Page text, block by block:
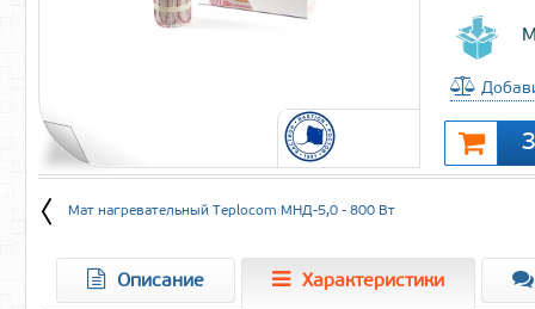
Мат нагревательный Teplocom МНД-5,0 - 800 Вт
Описание Характеристики